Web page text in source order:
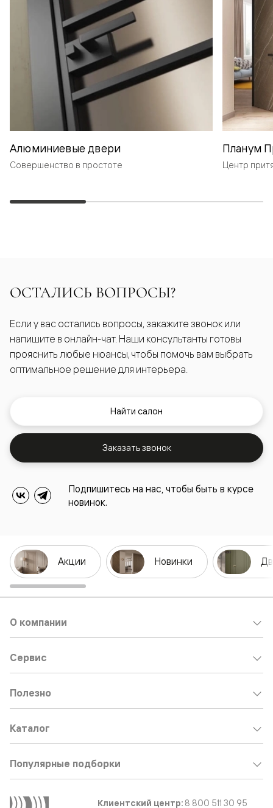
Алюминиевые двери
Совершенство в простоте
Планум
Центр
ОСТАЛИСЬ ВОПРОСЫ?
Если у вас остались вопросы, закажите звонок или
напишите в онлайн-чат. Наши консультанты готовы
прояснить любые нюансы, чтобы помочь вам выбрать
оптимальное решение для интерьера.
Найти салон
Заказать звонок
Подпишитесь на нас, чтобы быть в курсе
новинок.
Акции Новинки
О компании
Сервис
Полезно
Каталог
Популярные подборки
Клиентский центр: 8 800 511 30 95